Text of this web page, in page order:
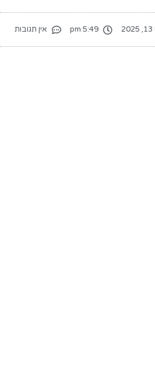
5:49 pm אין תגובות